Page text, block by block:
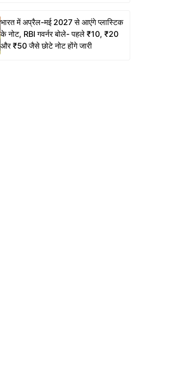
भारत में अप्रैल-मई 2027 से आएंगे प्लास्टिक
के नोट, RBI गवर्नर बोले- पहले ₹10, ₹20
और ₹50 जैसे छोटे नोट होंगे जारी